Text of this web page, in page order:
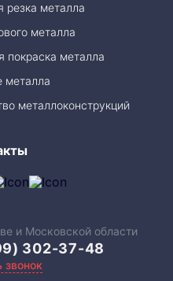
резка металла
металла
покраска металла
металла
металлоконструкций
и Московской области
302-37-48
звонок